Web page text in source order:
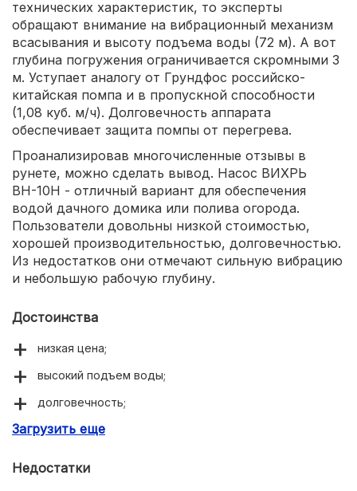
технических характеристик, то эксперты
обращают внимание на вибрационный механизм
всасывания и высоту подъема воды (72 м). А вот
глубина погружения ограничивается скромными 3
м. Уступает аналогу от Грундфос российско-
китайская помпа и в пропускной способности
(1,08 куб. м/ч). Долговечность аппарата
обеспечивает защита помпы от перегрева.
Проанализировав многочисленные отзывы в
рунете, можно сделать вывод. Насос ВИХРЬ
ВН-10Н - отличный вариант для обеспечения
водой дачного домика или полива огорода.
Пользователи довольны низкой стоимостью,
хорошей производительностью, долговечностью.
Из недостатков они отмечают сильную вибрацию
и небольшую рабочую глубину.
Достоинства
низкая цена;
высокий подъем воды;
долговечность;
неприхотливость.
Загрузить еще
Недостатки